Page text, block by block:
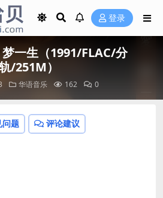
登录
一生（1991/FLAC/分
/251M）
华语音乐 162 0
问题 评论建议